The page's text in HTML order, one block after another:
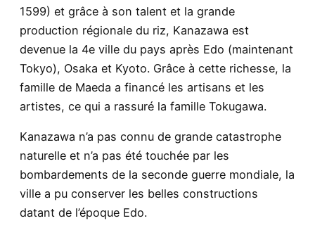
1599) et grâce à son talent et la grande
production régionale du riz, Kanazawa est
devenue la 4e ville du pays après Edo (maintenant
Tokyo), Osaka et Kyoto. Grâce à cette richesse, la
famille de Maeda a financé les artisans et les
artistes, ce qui a rassuré la famille Tokugawa.
Kanazawa n’a pas connu de grande catastrophe
naturelle et n’a pas été touchée par les
bombardements de la seconde guerre mondiale, la
ville a pu conserver les belles constructions
datant de l’époque Edo.